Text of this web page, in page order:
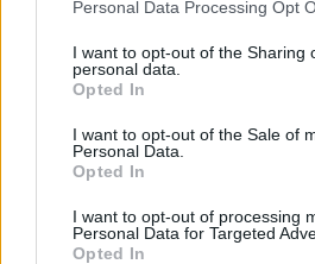
not limited to your visit or usage
grant or deny consent to Google
use your data for below specified
consent section.
Personal Data Processing Opt
I want to opt-out of the Sharing
personal data.
Opted In
I want to opt-out of the Sale of
Personal Data.
Opted In
I want to opt-out of processing
Personal Data for Targeted
Opted In
ogJohannes Høsflot
Konkurranseprogram
Onsdag 14. august, Hitra:
Langløp 56km fra Knarren
18:10: Start kvinner Knarren